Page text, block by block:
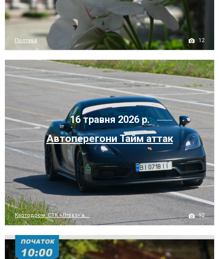
Полтава 12
16 травня 2026 р.
Автоперегони Тайм аттак
Картодром, СТК «Лтава» в... 92